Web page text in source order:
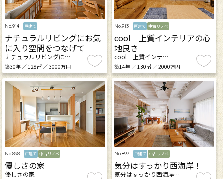
No.914 戸建て
ナチュラルリビングにお気
に入り空間をつなげて
ナチュラルリビングに…
築30年 ／ 128㎡ ／ 3000万円
No.913 戸建て 中古リノベ
cool 上質インテリアの心
地良さ
cool 上質インテ…
築14年 ／ 130㎡ ／ 2000万円
No.898 戸建て 中古リノベ
優しさの家
優しさの家
No.897 戸建て 中古リノベ
気分はすっかり西海岸！
気分はすっかり西海岸…